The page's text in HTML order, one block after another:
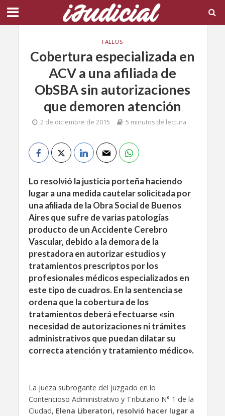
FALLOS
Cobertura especializada en
ACV a una afiliada de
ObSBA sin autorizaciones
que demoren atención
2 de diciembre de 2015 5 minutos de lectura
Lo resolvió la justicia porteña haciendo
lugar a una medida cautelar solicitada por
una afiliada de la Obra Social de Buenos
Aires que sufre de varias patologías
producto de un Accidente Cerebro
Vascular, debido a la demora de la
prestadora en autorizar estudios y
tratamientos prescriptos por los
profesionales médicos especializados en
este tipo de cuadros. En la sentencia se
ordena que la cobertura de los
tratamientos deberá efectuarse «sin
necesidad de autorizaciones ni trámites
administrativos que puedan dilatar su
correcta atención y tratamiento médico».
La jueza subrogante del juzgado en lo
Contencioso Administrativo y Tributario N° 1 de la
Ciudad, Elena Liberatori, resolvió hacer lugar a